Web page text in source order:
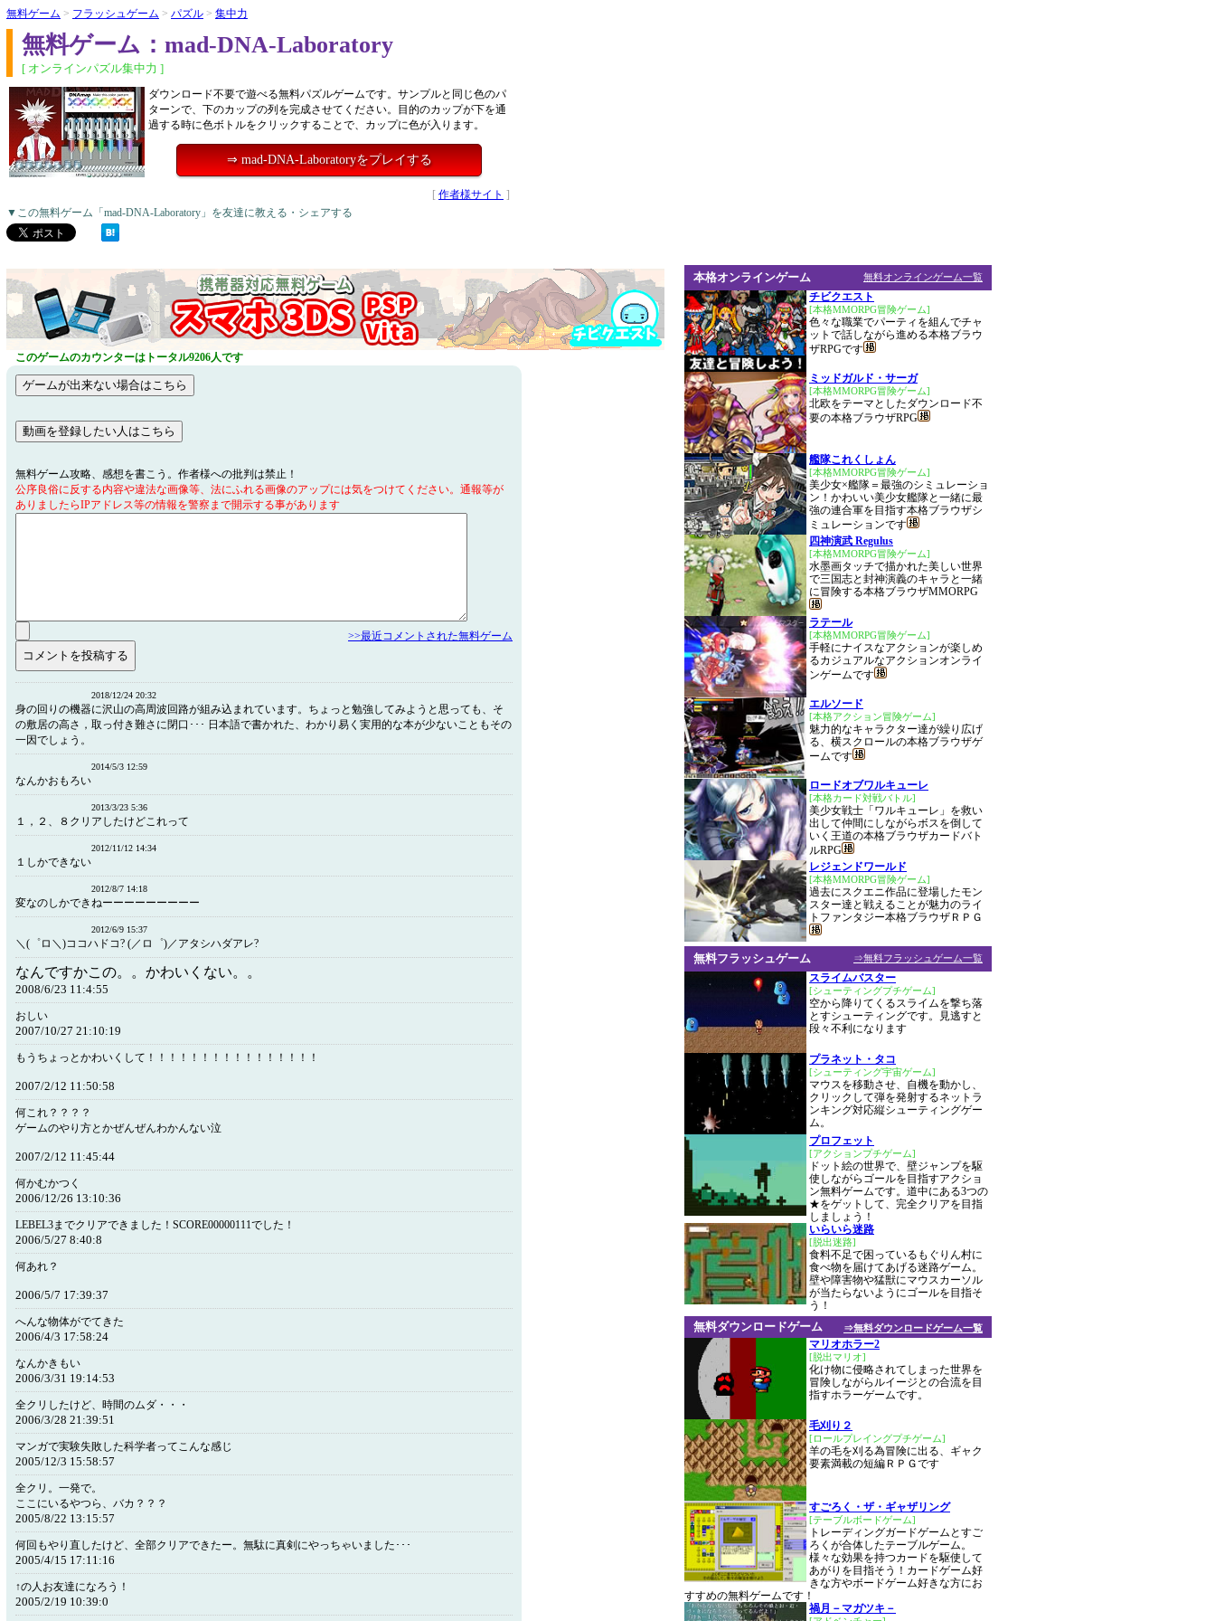
無料ゲーム > フラッシュゲーム > パズル > 集中力
無料ゲーム：mad-DNA-Laboratory
[ オンラインパズル集中力 ]
ダウンロード不要で遊べる無料パズルゲームです。サンプルと同じ色のパ
ターンで、下のカップの列を完成させてください。目的のカップが下を通
過する時に色ボトルをクリックすることで、カップに色が入ります。
⇒ mad-DNA-Laboratoryをプレイする
[ 作者様サイト ]
▼この無料ゲーム「mad-DNA-Laboratory」を友達に教える・シェアする
このゲームのカウンターはトータル9206人です
無料ゲーム攻略、感想を書こう。作者様への批判は禁止！
公序良俗に反する内容や違法な画像等、法にふれる画像のアップには気をつけてください。通報等が
ありましたらIPアドレス等の情報を警察まで開示する事があります
>>最近コメントされた無料ゲーム
2018/12/24 20:32
身の回りの機器に沢山の高周波回路が組み込まれています。ちょっと勉強してみようと思っても、そ
の敷居の高さ，取っ付き難さに閉口･･･ 日本語で書かれた、わかり易く実用的な本が少ないこともその
一因でしょう。
2014/5/3 12:59
なんかおもろい
2013/3/23 5:36
１，２、８クリアしたけどこれって
2012/11/12 14:34
１しかできない
2012/8/7 14:18
変なのしかできねーーーーーーーーー
2012/6/9 15:37
＼(゜ロ＼)ココハドコ? (／ロ゜)／アタシハダアレ?
なんですかこの。。かわいくない。。
2008/6/23 11:4:55
おしい
2007/10/27 21:10:19
もうちょっとかわいくして！！！！！！！！！！！！！！！！
2007/2/12 11:50:58
何これ？？？？
ゲームのやり方とかぜんぜんわかんない泣
2007/2/12 11:45:44
何かむかつく
2006/12/26 13:10:36
LEBEL3までクリアできました！SCORE00000111でした！
2006/5/27 8:40:8
何あれ？
2006/5/7 17:39:37
へんな物体がでてきた
2006/4/3 17:58:24
なんかきもい
2006/3/31 19:14:53
全クリしたけど、時間のムダ・・・
2006/3/28 21:39:51
マンガで実験失敗した科学者ってこんな感じ
2005/12/3 15:58:57
全クリ。一発で。
ここにいるやつら、バカ？？？
2005/8/22 13:15:57
何回もやり直したけど、全部クリアできたー。無駄に真剣にやっちゃいました･･･
2005/4/15 17:11:16
↑の人お友達になろう！
2005/2/19 10:39:0
無料オンラインゲーム一覧
本格オンラインゲーム
チビクエスト
[本格MMORPG冒険ゲーム]
色々な職業でパーティを組んでチャ
ットで話しながら進める本格ブラウ
ザRPGです
ミッドガルド・サーガ
[本格MMORPG冒険ゲーム]
北欧をテーマとしたダウンロード不
要の本格ブラウザRPG
艦隊これくしょん
[本格MMORPG冒険ゲーム]
美少女×艦隊＝最強のシミュレーショ
ン！かわいい美少女艦隊と一緒に最
強の連合軍を目指す本格ブラウザシ
ミュレーションです
四神演武 Regulus
[本格MMORPG冒険ゲーム]
水墨画タッチで描かれた美しい世界
で三国志と封神演義のキャラと一緒
に冒険する本格ブラウザMMORPG
ラテール
[本格MMORPG冒険ゲーム]
手軽にナイスなアクションが楽しめ
るカジュアルなアクションオンライ
ンゲームです
エルソード
[本格アクション冒険ゲーム]
魅力的なキャラクター達が繰り広げ
る、横スクロールの本格ブラウザゲ
ームです
ロードオブワルキューレ
[本格カード対戦バトル]
美少女戦士「ワルキューレ」を救い
出して仲間にしながらボスを倒して
いく王道の本格ブラウザカードバト
ルRPG
レジェンドワールド
[本格MMORPG冒険ゲーム]
過去にスクエニ作品に登場したモン
スター達と戦えることが魅力のライ
トファンタジー本格ブラウザＲＰＧ
⇒無料フラッシュゲーム一覧
無料フラッシュゲーム
スライムバスター
[シューティングプチゲーム]
空から降りてくるスライムを撃ち落
とすシューティングです。見逃すと
段々不利になります
プラネット・タコ
[シューティング宇宙ゲーム]
マウスを移動させ、自機を動かし、
クリックして弾を発射するネットラ
ンキング対応縦シューティングゲー
ム。
プロフェット
[アクションプチゲーム]
ドット絵の世界で、壁ジャンプを駆
使しながらゴールを目指すアクショ
ン無料ゲームです。道中にある3つの
★をゲットして、完全クリアを目指
しましょう！
いらいら迷路
[脱出迷路]
食料不足で困っているもぐりん村に
食べ物を届けてあげる迷路ゲーム。
壁や障害物や猛獣にマウスカーソル
が当たらないようにゴールを目指そ
う！
⇒無料ダウンロードゲーム一覧
無料ダウンロードゲーム
マリオホラー2
[脱出マリオ]
化け物に侵略されてしまった世界を
冒険しながらルイージとの合流を目
指すホラーゲームです。
毛刈り２
[ロールプレイングプチゲーム]
羊の毛を刈る為冒険に出る、ギャク
要素満載の短編ＲＰＧです
すごろく・ザ・ギャザリング
[テーブルボードゲーム]
トレーディングガードゲームとすご
ろくが合体したテーブルゲーム。
様々な効果を持つカードを駆使して
あがりを目指そう！カードゲーム好
きな方やボードゲーム好きな方にお
すすめの無料ゲームです！
禍月－マガツキ－